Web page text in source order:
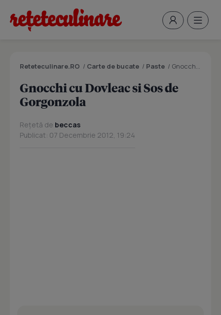
Reteteculinare.RO / Carte de bucate / Paste / Gnocchi cu Dovleac si Sos de Gorgonzola
Gnocchi cu Dovleac si Sos de
Gorgonzola
Rețetă de beccas
Publicat: 07 Decembrie 2012, 19:24